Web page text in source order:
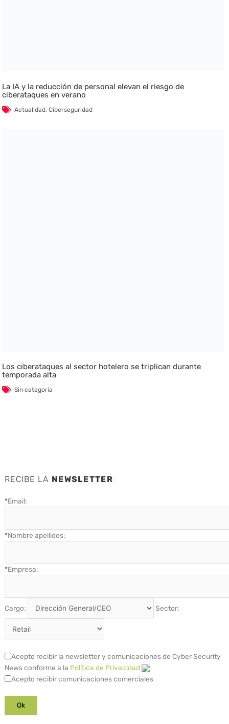
La IA y la reducción de personal elevan el riesgo de
ciberataques en verano
Actualidad,Ciberseguridad
Los ciberataques al sector hotelero se triplican durante
temporada alta
Sin categoría
RECIBE LA NEWSLETTER
*Email:
*Nombre apellidos:
*Empresa:
Cargo: Sector:
Acepto recibir la newsletter y comunicaciones de Cyber Security
News conforme a la Política de Privacidad
Acepto recibir comunicaciones comerciales